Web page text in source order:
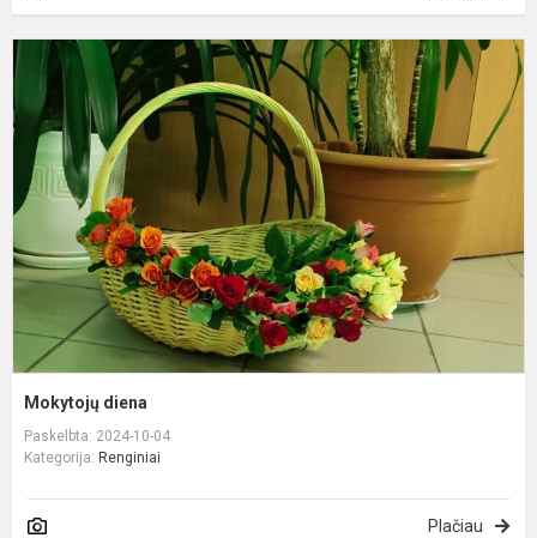
Mokytojų diena
Paskelbta: 2024-10-04
Kategorija: Renginiai
Plačiau